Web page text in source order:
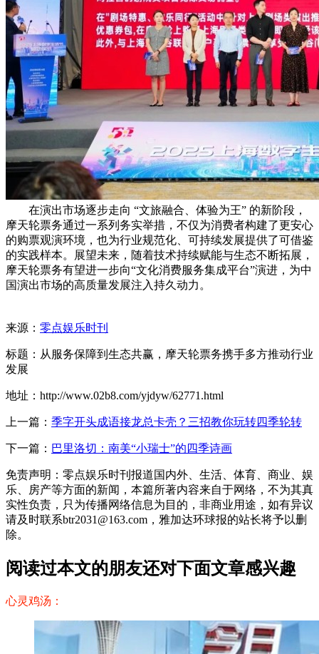
在演出市场逐步走向 “文旅融合、体验为王” 的新阶段，
摩天轮票务通过一系列务实举措，不仅为消费者构建了更安心
的购票观演环境，也为行业规范化、可持续发展提供了可借鉴
的实践样本。展望未来，随着技术持续赋能与生态不断拓展，
摩天轮票务有望进一步向“文化消费服务集成平台”演进，为中
国演出市场的高质量发展注入持久动力。
来源： 零点娱乐时刊
标题：从服务保障到生态共赢，摩天轮票务携手多方推动行业
发展
地址：http://www.02b8.com/yjdyw/62771.html
上一篇： 季字开头成语接龙总卡壳？三招教你玩转四季轮转
下一篇： 巴里洛切：南美“小瑞士”的四季诗画
免责声明：零点娱乐时刊报道国内外、生活、体育、商业、娱
乐、房产等方面的新闻，本篇所著内容来自于网络，不为其真
实性负责，只为传播网络信息为目的，非商业用途，如有异议
请及时联系btr2031@163.com，雅加达环球报的站长将予以删
除。
阅读过本文的朋友还对下面文章感兴趣
心灵鸡汤：